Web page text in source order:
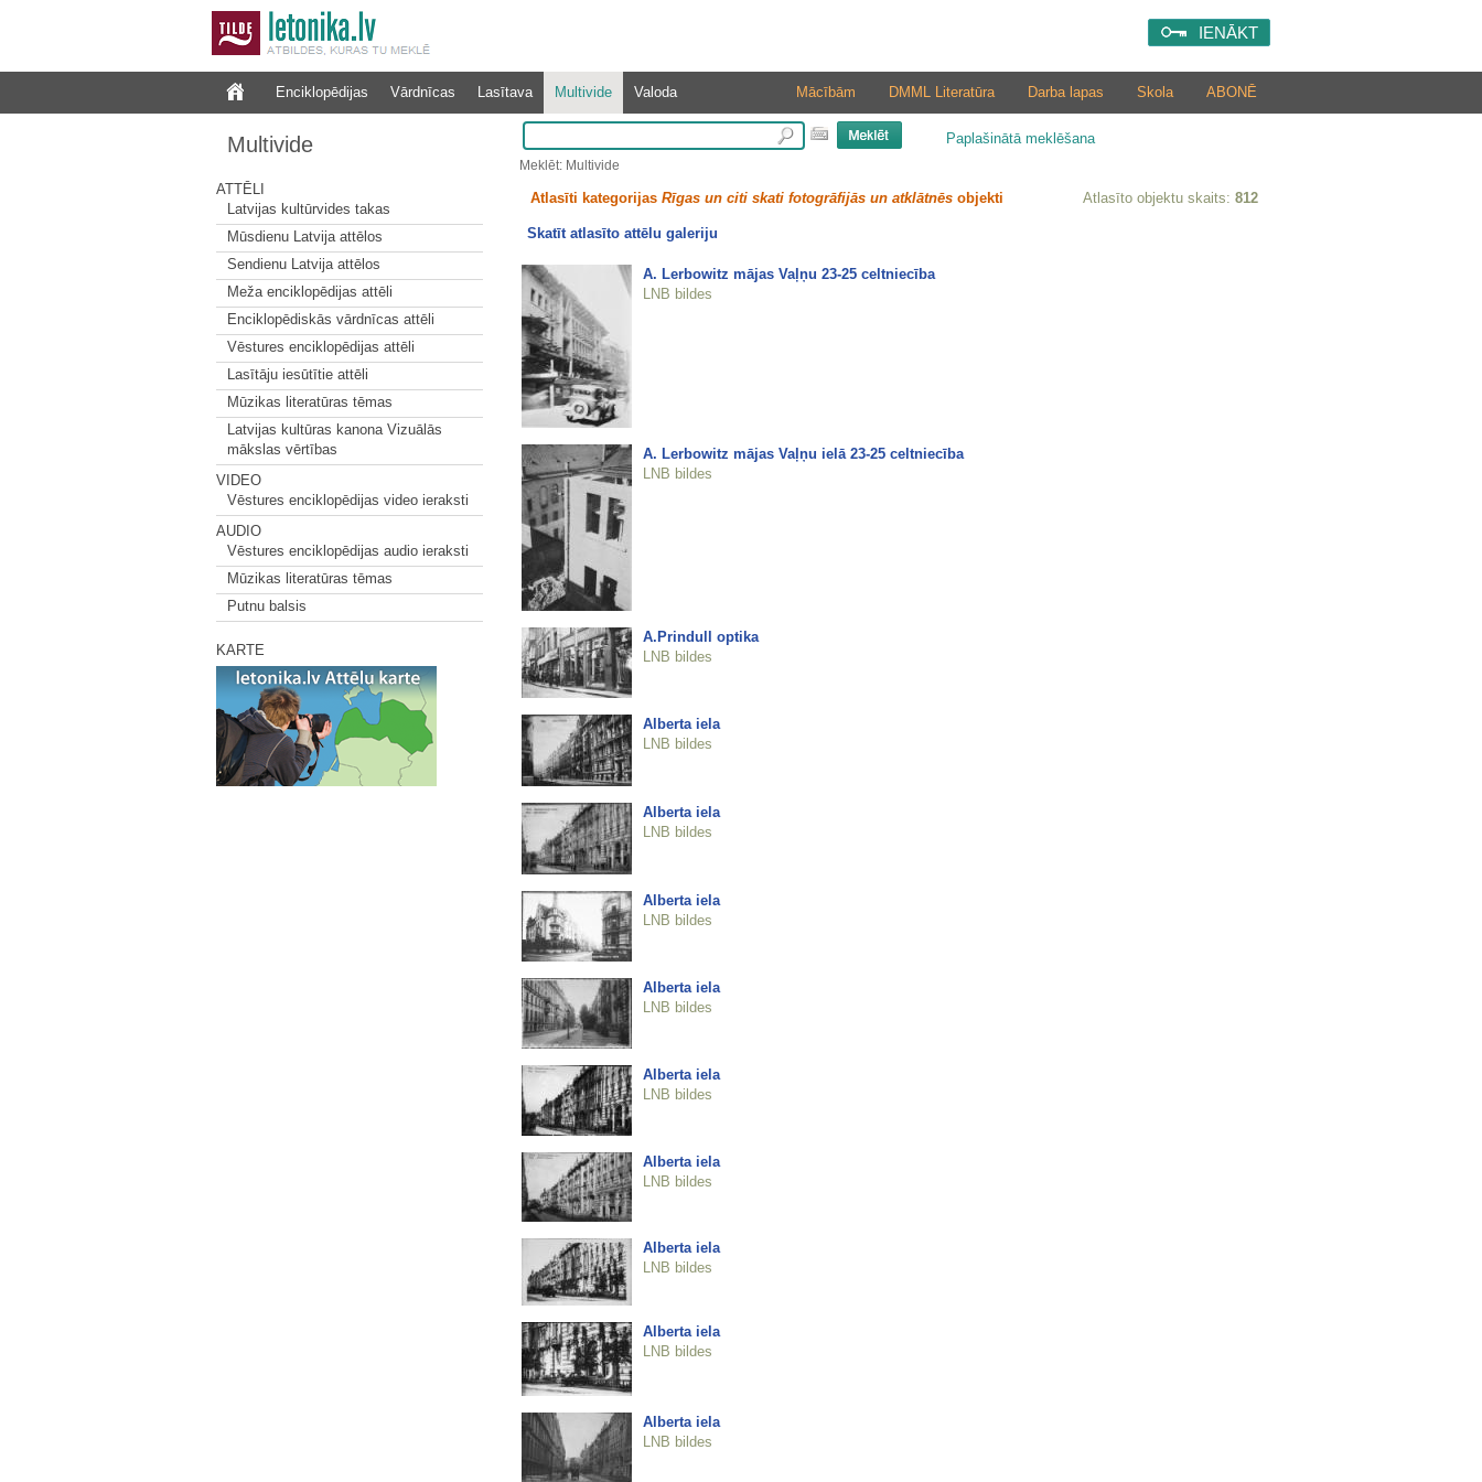
IENĀKT
Enciklopēdijas Vārdnīcas Lasītava Multivide Valoda ABONĒ
Skola
Darba lapas
DMML Literatūra
Mācībām
Multivide
ATTĒLI
Latvijas kultūrvides takas
Mūsdienu Latvija attēlos
Sendienu Latvija attēlos
Meža enciklopēdijas attēli
Enciklopēdiskās vārdnīcas attēli
Vēstures enciklopēdijas attēli
Lasītāju iesūtītie attēli
Mūzikas literatūras tēmas
Latvijas kultūras kanona Vizuālās
mākslas vērtības
VIDEO
Vēstures enciklopēdijas video ieraksti
AUDIO
Vēstures enciklopēdijas audio ieraksti
Mūzikas literatūras tēmas
Putnu balsis
KARTE
Paplašinātā meklēšana
Meklēt: Multivide
Atlasīti kategorijas Rīgas un citi skati fotogrāfijās un atklātnēsobjekti Atlasīto objektu skaits: 812
Skatīt atlasīto attēlu galeriju
A. Lerbowitz mājas Vaļņu 23-25 celtniecība
LNB bildes
A. Lerbowitz mājas Vaļņu ielā 23-25 celtniecība
LNB bildes
A.Prindull optika
LNB bildes
Alberta iela
LNB bildes
Alberta iela
LNB bildes
Alberta iela
LNB bildes
Alberta iela
LNB bildes
Alberta iela
LNB bildes
Alberta iela
LNB bildes
Alberta iela
LNB bildes
Alberta iela
LNB bildes
Alberta iela
LNB bildes